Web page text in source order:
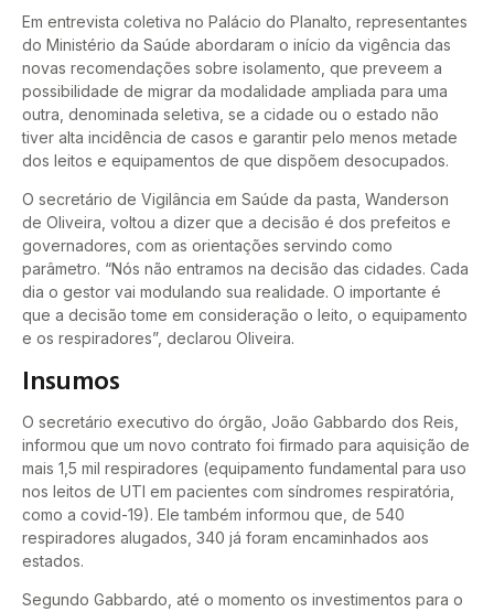
Em entrevista coletiva no Palácio do Planalto, representantes
do Ministério da Saúde abordaram o início da vigência das
novas recomendações sobre isolamento, que preveem a
possibilidade de migrar da modalidade ampliada para uma
outra, denominada seletiva, se a cidade ou o estado não
tiver alta incidência de casos e garantir pelo menos metade
dos leitos e equipamentos de que dispõem desocupados.
O secretário de Vigilância em Saúde da pasta, Wanderson
de Oliveira, voltou a dizer que a decisão é dos prefeitos e
governadores, com as orientações servindo como
parâmetro. “Nós não entramos na decisão das cidades. Cada
dia o gestor vai modulando sua realidade. O importante é
que a decisão tome em consideração o leito, o equipamento
e os respiradores”, declarou Oliveira.
Insumos
O secretário executivo do órgão, João Gabbardo dos Reis,
informou que um novo contrato foi firmado para aquisição de
mais 1,5 mil respiradores (equipamento fundamental para uso
nos leitos de UTI em pacientes com síndromes respiratória,
como a covid-19). Ele também informou que, de 540
respiradores alugados, 340 já foram encaminhados aos
estados.
Segundo Gabbardo, até o momento os investimentos para o